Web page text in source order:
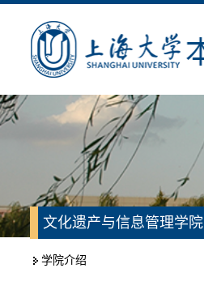
文化遗产与信息管理学院
学院介绍